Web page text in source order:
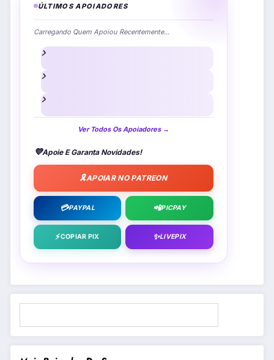
ÚLTIMOS APOIADORES
Carregando Quem Apoiou Recentemente...
Ver Todos Os Apoiadores →
💜Apoie E Garanta Novidades!
🎗️APOIAR NO PATREON
💳PAYPAL 📲PICPAY
⚡COPIAR PIX ✨LIVEPIX